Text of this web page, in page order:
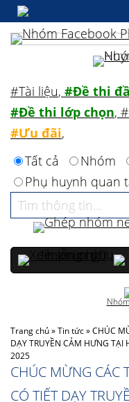
Trang chủ»Tin tức»CHÚC
DẠY TRUYỀN CẢM HƯNG TẠI
2025
CHÚC MỪNG CÁC
CÓ TIẾT DẠY
#Tài liệu, #Đề thi
#Đề thi lớp chọn,
#Ưu đãi,
Tất cả
Nhóm
Phụ huynh quan